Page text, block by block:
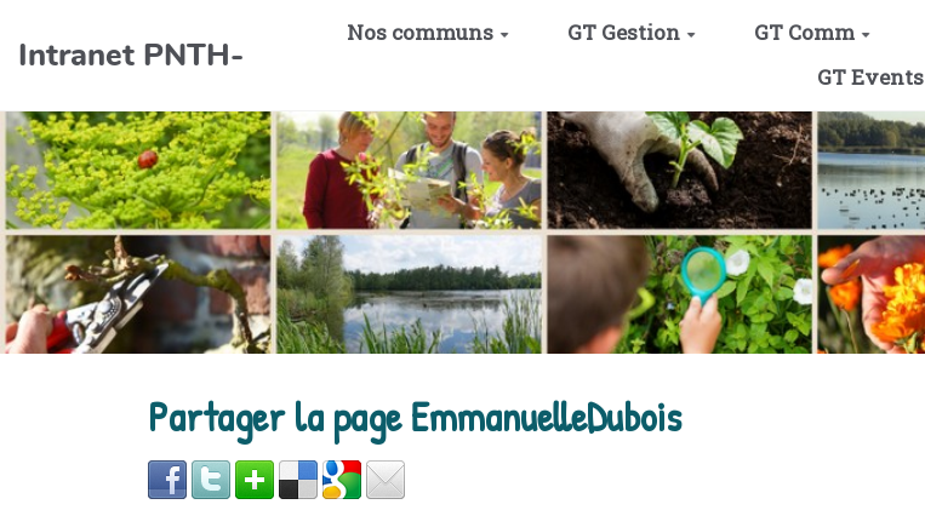
Intranet PNTH-
Nos communs GT Gestion GT Comm
GT Events
Partager la page EmmanuelleDubois